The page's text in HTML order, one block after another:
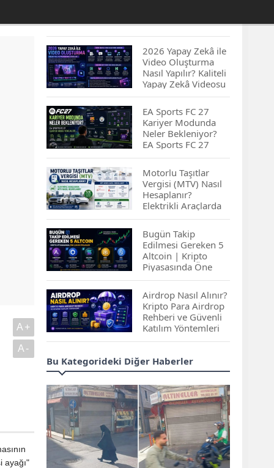
A+
A-
ayağı"
2026 Yapay Zekâ ile
Video Oluşturma
Nasıl Yapılır? Kaliteli
Yapay Zekâ Videosu
Hazırlamanın
İpuçları...
EA Sports FC 27
Kariyer Modunda
Neler Bekleniyor?
EA Sports FC 27
Kariyer Modu
Yenilikleri…
Motorlu Taşıtlar
Vergisi (MTV) Nasıl
Hesaplanır?
Elektrikli Araçlarda
MTV Nasıl
Hesaplanır? MTV
Borcu Nasıl
Sorgulanır?
Bugün Takip
Edilmesi Gereken 5
Altcoin | Kripto
Piyasasında Öne
Çıkan Projeler
Airdrop Nasıl Alınır?
Kripto Para Airdrop
Rehberi ve Güvenli
Katılım Yöntemleri
Spot ve Vadeli İşlem
Arasındaki Farklar |
İçin Daha Uygun?
ABD-İran Anlaşması
Sonrası Altın Rekora
Koştu, Petrol
Fiyatları Sert Düştü
Bu Kategorideki Diğer Haberler